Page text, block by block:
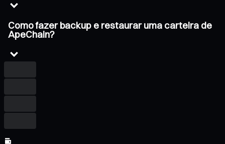
Como fazer backup e restaurar uma carteira de
ApeChain?